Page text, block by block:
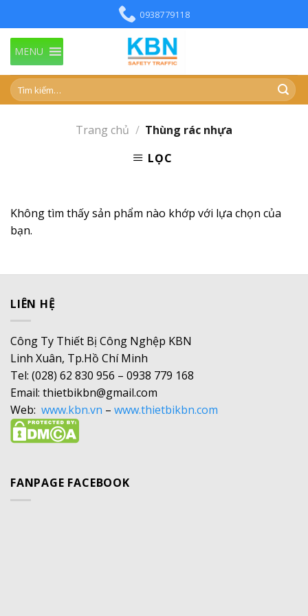
to
content
0938779118
MENU
Trang chủ / Thùng rác nhựa
LỌC
Không tìm thấy sản phẩm nào khớp với lựa chọn của
bạn.
LIÊN HỆ
Công Ty Thiết Bị Công Nghệp KBN
Linh Xuân, Tp.Hồ Chí Minh
Tel: (028) 62 830 956 – 0938 779 168
Email: thietbikbn@gmail.com
Web: www.kbn.vn – www.thietbikbn.com
FANPAGE FACEBOOK